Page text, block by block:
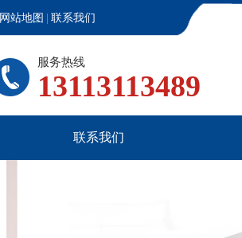
网站地图 联系我们
服务热线
13113113489
联系我们